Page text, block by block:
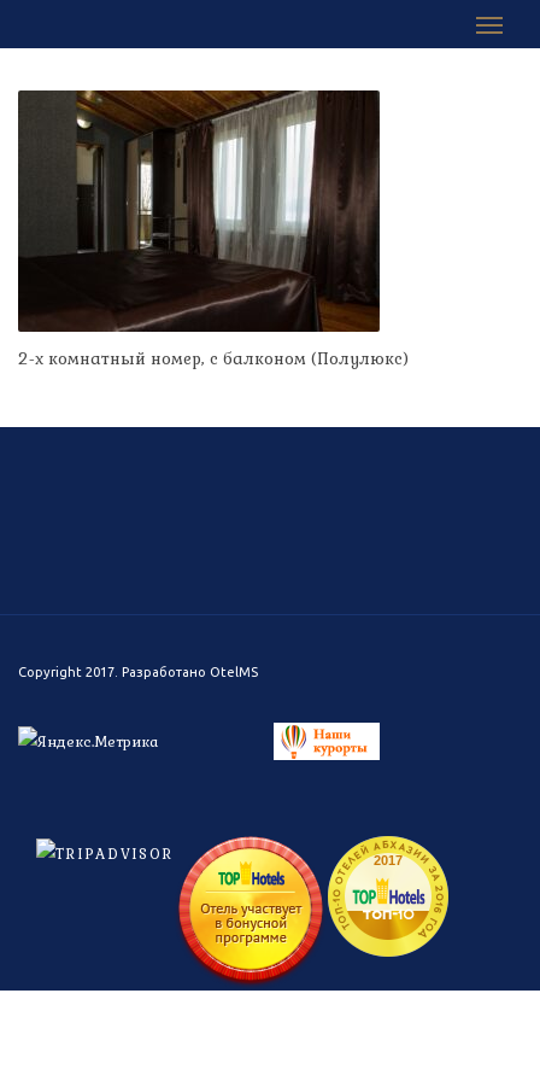
2-х комнатный номер, с балконом (Полулюкс)
Copyright 2017. Разработано OtelMS
2017
топ-10
ТОП-10 ОТЕЛЕЙ АБХАЗИИ ЗА 2016 ГОД